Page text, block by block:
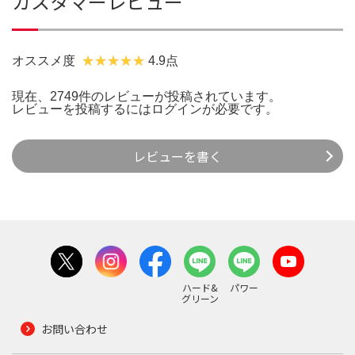
オススメ度 4.9点
現在、2749件のレビューが投稿されています。
レビューを投稿するには ログインが必要です。
レビューを書く
ハード&
グリーン
パワー
お問い合わせ